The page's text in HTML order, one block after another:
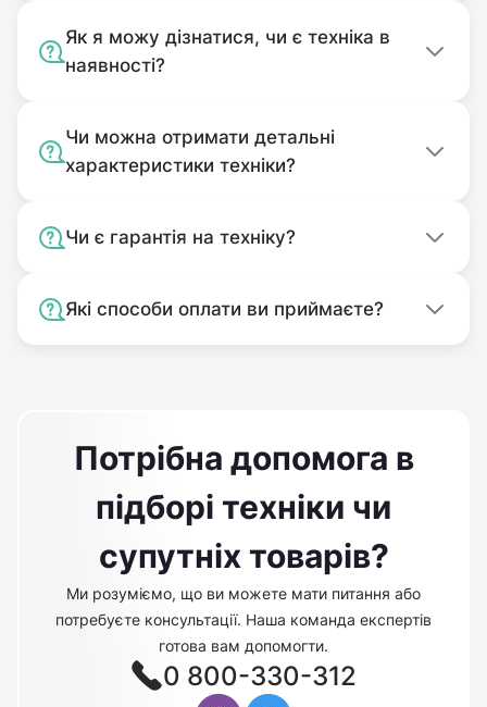
Як я можу дізнатися, чи є техніка в
наявності?
Чи можна отримати детальні
характеристики техніки?
Чи є гарантія на техніку?
Які способи оплати ви приймаєте?
Потрібна допомога в
підборі техніки чи
супутніх товарів?
Ми розуміємо, що ви можете мати питання або
потребуєте консультації. Наша команда експертів
готова вам допомогти.
0 800-330-312